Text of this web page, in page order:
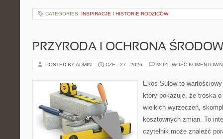
CATEGORIES: INSPIRACJE I HISTORIE RODZICÓW
PRZYRODA I OCHRONA
POSTED BY ADMIN CZE - 27 - 2026 MOŻLIWOŚĆ
Ekos-Sułów to
który pokazuje, że troska
wielkich wyrzeczeń,
kosztownych zmian. To
czytelnik może znaleźć